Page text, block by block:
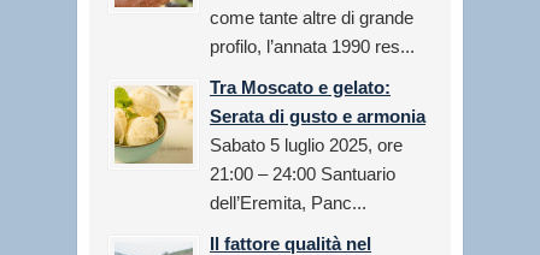
come tante altre di grande
profilo, l’annata 1990 res...
Tra Moscato e gelato:
Serata di gusto e armonia
Sabato 5 luglio 2025, ore
21:00 – 24:00 Santuario
dell’Eremita, Panc...
Il fattore qualità nel